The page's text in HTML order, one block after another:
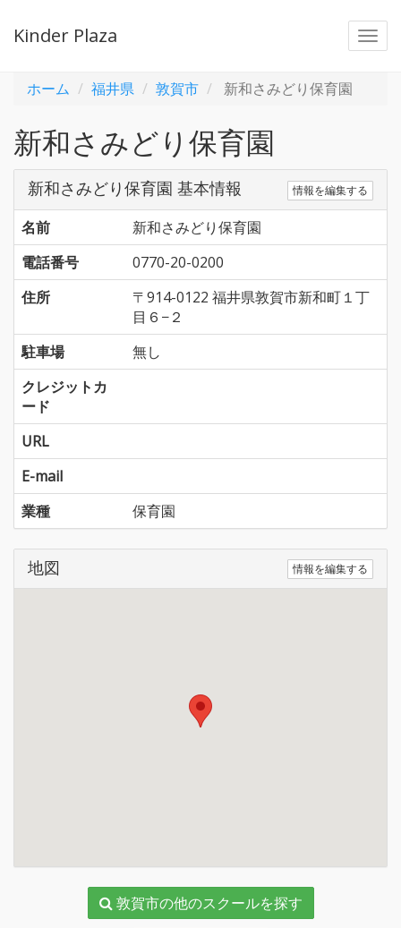
Kinder Plaza
ホーム 福井県 敦賀市 新和さみどり保育園
新和さみどり保育園
新和さみどり保育園 基本情報 情報を編集する
名前
新和さみどり保育園
電話番号
0770-20-0200
住所
〒914-0122 福井県敦賀市新和町１丁
目６−２
駐車場
無し
クレジットカ
ード
URL
E-mail
業種
保育園
地図 情報を編集する
敦賀市の他のスクールを探す